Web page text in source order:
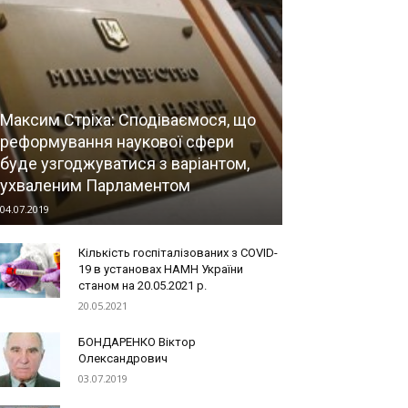
Максим Стріха: Сподіваємося, що
реформування наукової сфери
буде узгоджуватися з варіантом,
ухваленим Парламентом
04.07.2019
Кількість госпіталізованих з COVID-
19 в установах НАМН України
станом на 20.05.2021 р.
20.05.2021
БОНДАРЕНКО Віктор
Олександрович
03.07.2019